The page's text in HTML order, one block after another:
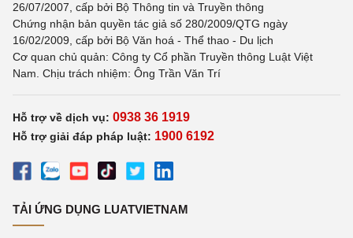
26/07/2007, cấp bởi Bộ Thông tin và Truyền thông
Chứng nhận bản quyền tác giả số 280/2009/QTG ngày
16/02/2009, cấp bởi Bộ Văn hoá - Thể thao - Du lịch
Cơ quan chủ quản: Công ty Cổ phần Truyền thông Luật Việt
Nam. Chịu trách nhiệm: Ông Trần Văn Trí
Hỗ trợ về dịch vụ: 0938 36 1919
Hỗ trợ giải đáp pháp luật: 1900 6192
TẢI ỨNG DỤNG LUATVIETNAM